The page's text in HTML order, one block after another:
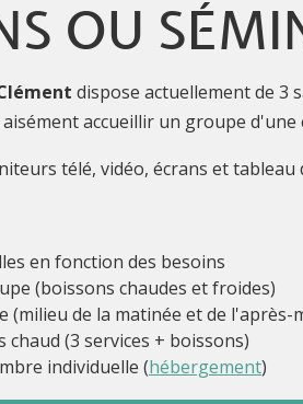
OU
dispose actuellement de 3
accueillir un groupe
télé, vidéo, écrans et tableau
en fonction des besoins
(boissons chaudes et froides)
(milieu de la matinée et de l'après-
(3 services + boissons)
individuelle (hébergement)